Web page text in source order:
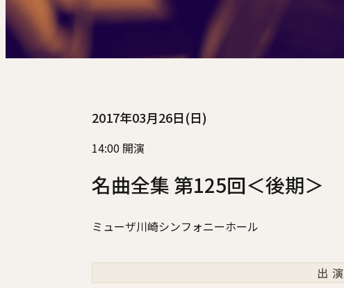
2017年03月26日(日)
14:00 開演
名曲全集 第125回＜後期＞
ミューザ川崎シンフォニーホール
出演